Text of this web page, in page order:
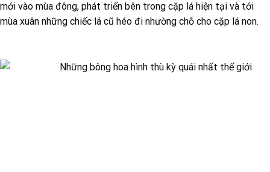
mới vào mùa đông, phát triển bên trong cặp lá hiện tại và tới
mùa xuân những chiếc lá cũ héo đi nhường chỗ cho cặp lá non.